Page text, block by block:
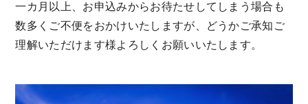
一カ月以上、お申込みからお待たせしてしまう場合も
数多くご不便をおかけいたしますが、どうかご承知ご
理解いただけます様よろしくお願いいたします。